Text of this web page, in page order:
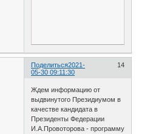
Поделиться 14
2021-
05-30 09:11:30
Ждем информацию от
выдвинутого Президиумом в
качестве кандидата в
Президенты Федерации
И.А.Провоторова - программу